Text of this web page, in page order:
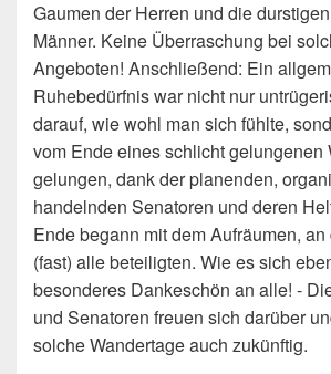
Gaumen der Herren und die
Männer. Keine Überraschung bei
Angeboten! Anschließend: Ein
Ruhebedürfnis war nicht nur
darauf, wie wohl man sich fühlte,
vom Ende eines schlicht gelungenen
gelungen, dank der planenden,
handelnden Senatoren und deren
Ende begann mit dem Aufräumen,
(fast) alle beteiligten. Wie es sich
besonderes Dankeschön an alle! -
und Senatoren freuen sich darüber
solche Wandertage auch zukünftig.